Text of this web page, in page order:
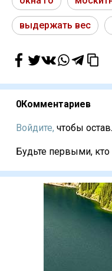
выдержать вес
0Комментариев
Войдите, чтобы
Будьте первыми, кто